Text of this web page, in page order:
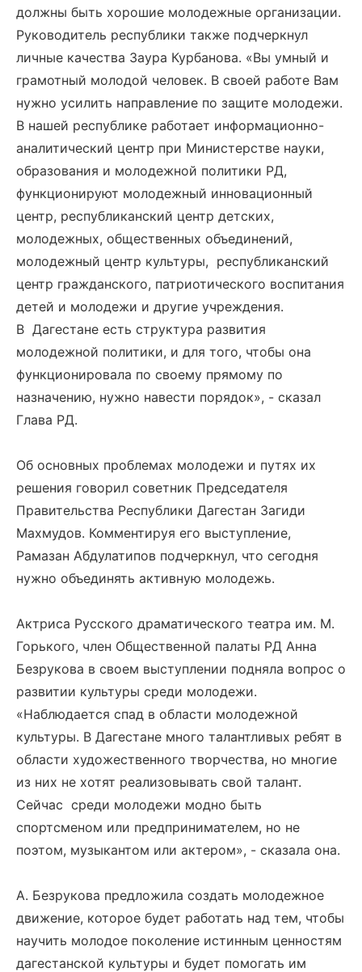
должны быть хорошие молодежные организации.
Руководитель республики также подчеркнул
личные качества Заура Курбанова. «Вы умный и
грамотный молодой человек. В своей работе Вам
нужно усилить направление по защите молодежи.
В нашей республике работает информационно-
аналитический центр при Министерстве науки,
образования и молодежной политики РД,
функционируют молодежный инновационный
центр, республиканский центр детских,
молодежных, общественных объединений,
молодежный центр культуры, республиканский
центр гражданского, патриотического воспитания
детей и молодежи и другие учреждения.
В Дагестане есть структура развития
молодежной политики, и для того, чтобы она
функционировала по своему прямому по
назначению, нужно навести порядок», - сказал
Глава РД.
Об основных проблемах молодежи и путях их
решения говорил советник Председателя
Правительства Республики Дагестан Загиди
Махмудов. Комментируя его выступление,
Рамазан Абдулатипов подчеркнул, что сегодня
нужно объединять активную молодежь.
Актриса Русского драматического театра им. М.
Горького, член Общественной палаты РД Анна
Безрукова в своем выступлении подняла вопрос о
развитии культуры среди молодежи.
«Наблюдается спад в области молодежной
культуры. В Дагестане много талантливых ребят в
области художественного творчества, но многие
из них не хотят реализовывать свой талант.
Сейчас среди молодежи модно быть
спортсменом или предпринимателем, но не
поэтом, музыкантом или актером», - сказала она.
А. Безрукова предложила создать молодежное
движение, которое будет работать над тем, чтобы
научить молодое поколение истинным ценностям
дагестанской культуры и будет помогать им